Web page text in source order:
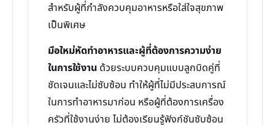
สำหรับผู้ที่กำลังควบคุมอาหารหรือใส่ใจสุขภาพ
เป็นพิเศษ
มือใหม่หัดทำอาหารและผู้ที่ต้องการความง่าย
ในการใช้งาน ด้วยระบบควบคุมแบบลูกบิดคู่ที่
ชัดเจนและไม่ซับซ้อน ทำให้ผู้ที่ไม่มีประสบการณ์
ในการทำอาหารมาก่อน หรือผู้ที่ต้องการเครื่อง
ครัวที่ใช้งานง่าย ไม่ต้องเรียนรู้ฟังก์ชันซับซ้อน